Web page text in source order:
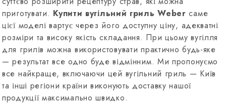
приготувати. Купити вугільний гриль Weber саме
цієї моделі вартує через його доступну ціну, адекватні
розміри та високу якість складання. При цьому вугілля
для грилів можна використовувати практично будь-яке
— результат все одно буде відмінним. Ми пропонуємо
все найкраще, включаючи цей вугільний гриль — Київ
та інші регіони країни виконують доставку нашої
продукції максимально швидко.